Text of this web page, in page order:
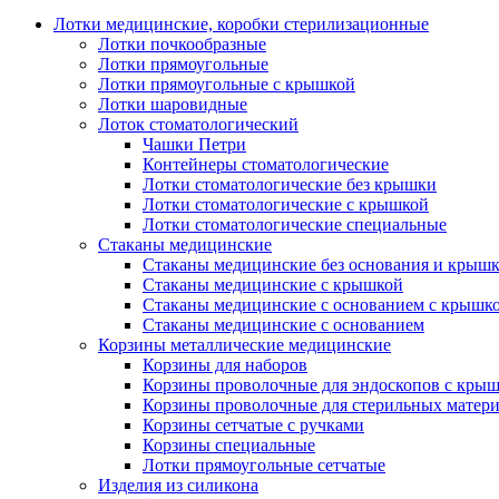
Лотки медицинские, коробки стерилизационные
Лотки почкообразные
Лотки прямоугольные
Лотки прямоугольные с крышкой
Лотки шаровидные
Лоток стоматологический
Чашки Петри
Контейнеры стоматологические
Лотки стоматологические без крышки
Лотки стоматологические с крышкой
Лотки стоматологические специальные
Стаканы медицинские
Стаканы медицинские без основания и
Стаканы медицинские с крышкой
Стаканы медицинские с основанием с
Стаканы медицинские с основанием
Корзины металлические медицинские
Корзины для наборов
Корзины проволочные для эндоскопов с
Корзины проволочные для стерильных
Корзины сетчатые с ручками
Корзины специальные
Лотки прямоугольные сетчатые
Изделия из силикона